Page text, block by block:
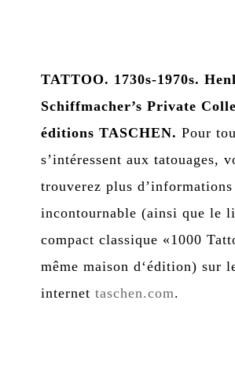
TATTOO. 1730s-1970s.
Schiffmacher’s Private
éditions TASCHEN. Pour
s’intéressent aux tatouages,
trouverez plus
incontournable (ainsi que le
compact classique «1000
même maison d‘édition) sur
internettaschen.com.